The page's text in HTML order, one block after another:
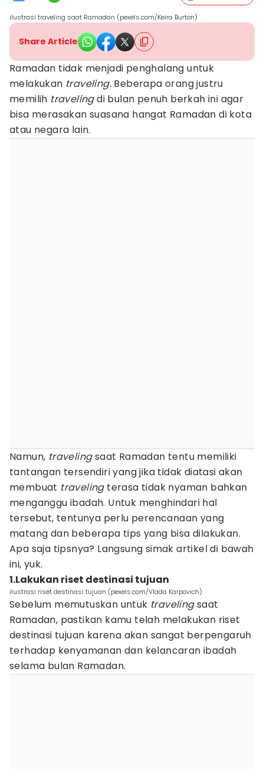
ilustrasi traveling saat Ramadan (pexels.com/Keira Burton)
Share Article
Ramadan tidak menjadi penghalang untuk
melakukan traveling. Beberapa orang justru
memilih travelingdi bulan penuh berkah ini agar
bisa merasakan suasana hangat Ramadan di kota
atau negara lain.
Namun, travelingsaat Ramadan tentu memiliki
tantangan tersendiri yang jika tidak diatasi akan
membuat travelingterasa tidak nyaman bahkan
menganggu ibadah. Untuk menghindari hal
tersebut, tentunya perlu perencanaan yang
matang dan beberapa tips yang bisa dilakukan.
Apa saja tipsnya? Langsung simak artikel di bawah
ini, yuk.
1.Lakukan riset destinasi tujuan
ilustrasi riset destinasi tujuan (pexels.com/Vlada Karpovich)
Sebelum memutuskan untuk travelingsaat
Ramadan, pastikan kamu telah melakukan riset
destinasi tujuan karena akan sangat berpengaruh
terhadap kenyamanan dan kelancaran ibadah
selama bulan Ramadan.